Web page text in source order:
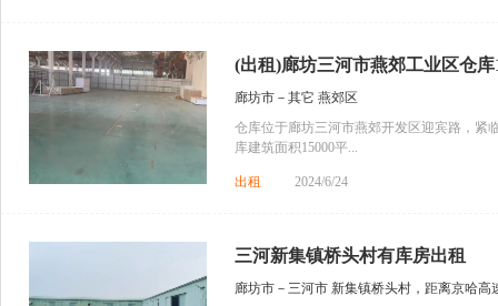
(出租)廊坊三河市燕郊工业区仓库
廊坊市－其它 燕郊区
仓库位于廊坊三河市燕郊开发区迎宾路，紧
库建筑面积15000平...
出租 2024/6/24
三河新集镇桥头村有库房出租
廊坊市－三河市 新集镇桥头村，距离京哈高